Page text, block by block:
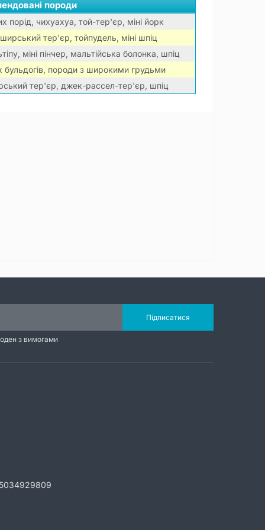
породи
порід, чихуахуа, той-тер'єр, міні йорк
тер'єр, тойпудель, міні шпіц
міні пінчер, мальтійська болонка, шпіц
бульдогів, породи з широкими грудьми
тер'єр, джек-рассел-тер'єр, шпіц
Підписатися
з вимогами